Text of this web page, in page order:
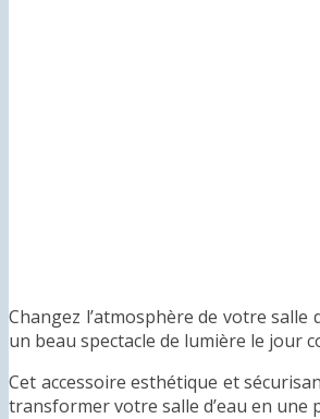
Changez l’atmosphère de votre
un beau spectacle de lumière le jour
Cet accessoire esthétique et
transformer votre salle d’eau en une